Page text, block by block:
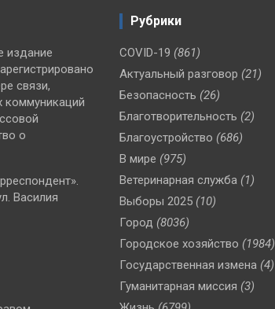
издание
связи,
коммуникаций
о
Василия
Рубрики
COVID-19 (861)
Актуальный разговор (21)
Безопасность (26)
Благотворительность (2)
Благоустройство (686)
В мире (975)
Ветеринарная служба (1)
Выборы 2025 (10)
Город (8036)
Городское хозяйство (1984)
Государственная измена (4)
Гуманитарная миссия (3)